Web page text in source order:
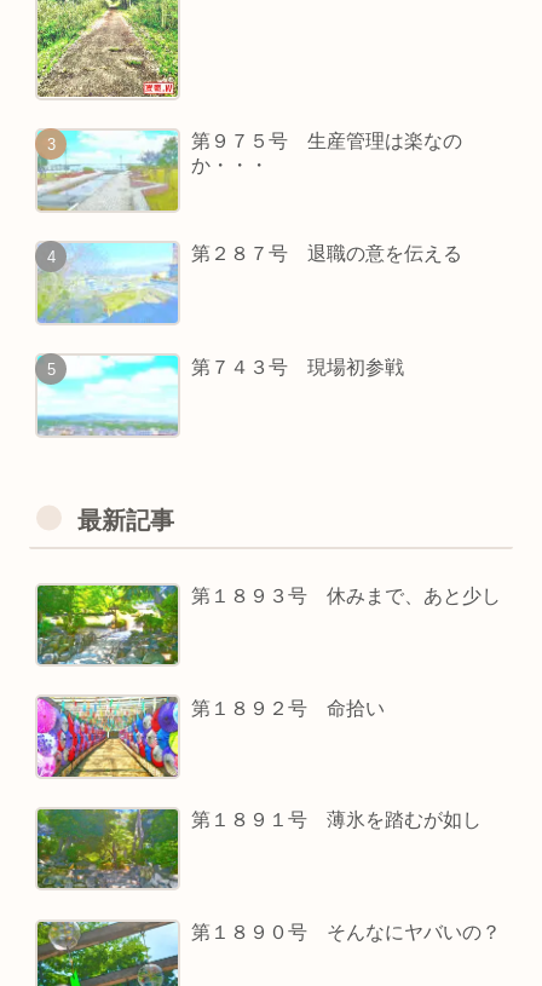
第９７５号 生産管理は楽なの
か・・・
第２８７号 退職の意を伝える
第７４３号 現場初参戦
最新記事
第１８９３号 休みまで、あと少し
第１８９２号 命拾い
第１８９１号 薄氷を踏むが如し
第１８９０号 そんなにヤバいの？